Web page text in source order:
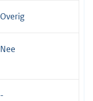
Overig
Nee